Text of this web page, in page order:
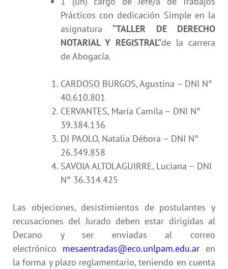
Prácticos con dedicación Simple en la
asignatura“TALLER DE DERECHO
NOTARIAL Y REGISTRAL”de la carrera
de Abogacía.
CARDOSO BURGOS, Agustina – DNI N°
40.610.801
CERVANTES, María Camila – DNI N°
39.384.136
DI PAOLO, Natalia Débora – DNI N°
26.349.858
SAVOIA ALTOLAGUIRRE, Luciana – DNI
N° 36.314.425
Las objeciones, desistimientos de postulantes y
recusaciones del Jurado deben estar dirigidas al
Decano y ser enviadas al correo
electrónico mesaentradas@eco.unlpam.edu.ar en
la forma y plazo reglamentario, teniendo en cuenta